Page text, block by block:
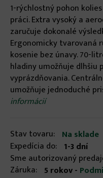
1-rýchlostný pohon
práci. Extra vysoký a
zaručuje dokonalé
Ergonomicky tvarovaná
kosenie bez únavy. 70-
hladiny umožňuje dlhšiu
vyprázdňovania.
umožňuje jednoduché
informácií
Stav tovaru: Na sklade
Expedícia do: 1-3 dní
Sme autorizovaný
Záruka: 5 rokov -